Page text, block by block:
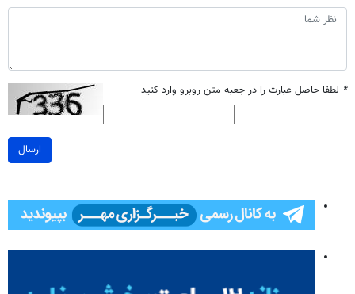
* لطفا حاصل عبارت را در جعبه متن روبرو وارد کنید
ارسال